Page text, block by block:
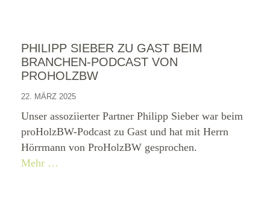
PHILIPP SIEBER ZU GAST BEIM
BRANCHEN-PODCAST VON
PROHOLZBW
22. MÄRZ 2025
Unser assoziierter Partner Philipp Sieber war beim
proHolzBW-Podcast zu Gast und hat mit Herrn
Hörrmann von ProHolzBW gesprochen.
Mehr …